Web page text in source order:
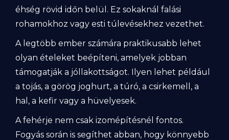
éhség rövid időn belül. Ez sokaknál falási
rohamokhoz vagy esti túlevésekhez vezethet.
A legtöbb ember számára praktikusabb lehet
olyan ételeket beépíteni, amelyek jobban
támogatják a jóllakottságot. Ilyen lehet például
a tojás, a görög joghurt, a túró, a csirkemell, a
hal, a kefir vagy a hüvelyesek.
A fehérje nem csak izomépítésnél fontos.
Fogyás során is segíthet abban, hogy könnyebb